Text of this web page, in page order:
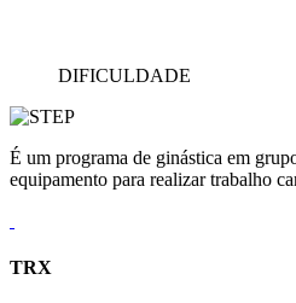
DIFICULDADE
É um programa de ginástica em
equipamento para realizar trabalho
TRX